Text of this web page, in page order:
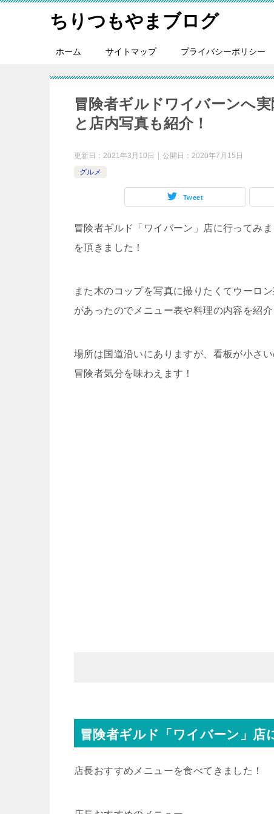
ちりつもやまブログ
ホーム サイトマップ プライバシーポリシー
冒険者ギルドワイバーンへ
と店内写真も紹介！
更新日： 2021年3月10日 公開日： 2020年7月15日
グルメ
Tweet
冒険者ギルド「ワイバーン」店に行ってみ
を頂きました！
また木のコップを写真に撮りたくてウーロ
があったのでメニュー表や料理の内容を紹介
場所は国道沿いにありますが、看板が小さ
冒険者気分を味わえます！
冒険者ギルド「ワイバーン」店
店長おすすめメニューを食べてきました！